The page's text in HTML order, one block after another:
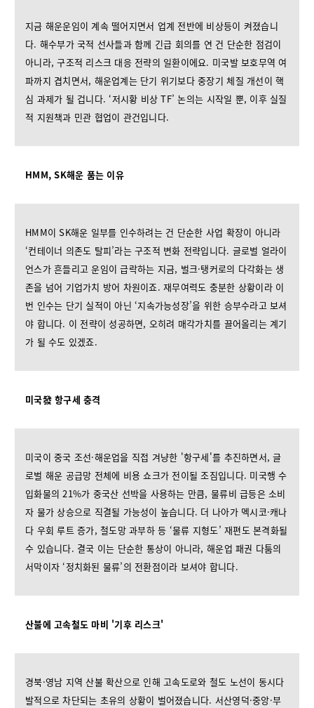
지금 해운운임이 계속 떨어지면서 업계 전반에 비상등이 켜졌습니
다. 해수부가 국적 선사들과 함께 긴급 회의를 연 건 단순한 점검이
아니라, 구조적 리스크 대응 전략의 일환이에요. 미국발 보호무역 여
파까지 겹치면서, 해운업계는 단기 위기보다 중장기 체질 개선이 핵
심 과제가 될 겁니다. ‘저시황 비상 TF’ 논의는 시작일 뿐, 이후 실질
적 지원책과 민관 협업이 관건입니다.
HMM, SK해운 품는 이유
HMM이 SK해운 일부를 인수하려는 건 단순한 사업 확장이 아니라
‘컨테이너 의존도 탈피’라는 구조적 변화 전략입니다. 글로벌 얼라이
언스가 흔들리고 운임이 급락하는 지금, 벌크·탱커로의 다각화는 생
존을 넘어 기업가치 방어 차원이죠. 재무여력도 충분한 상황이라 이
번 인수는 단기 실적이 아닌 ‘지속가능성장’을 위한 승부수라고 보셔
야 합니다. 이 전략이 성공하면, 오히려 매각가치를 끌어올리는 계기
가 될 수도 있겠죠.
미국發 항구세 충격
미국이 중국 조선·해운업을 직접 겨냥한 '항구세'를 추진하면서, 글
로벌 해운 공급망 전체에 비용 쇼크가 전이될 조짐입니다. 미국행 수
입화물의 21%가 중국산 선박을 사용하는 만큼, 물류비 급등은 소비
자 물가 상승으로 직결될 가능성이 높습니다. 더 나아가 멕시코·캐나
다 우회 루트 증가, 철도망 과부하 등 ‘물류 지형도’ 재편도 본격화될
수 있습니다. 결국 이는 단순한 통상이 아니라, 해운업 패권 다툼의
서막이자 ‘정치화된 물류’의 전환점이라 보셔야 합니다.
산불에 고속철도 마비 '기후 리스크'
경북·영남 지역 산불 확산으로 인해 고속도로와 철도 노선이 동시다
발적으로 차단되는 초유의 상황이 벌어졌습니다. 서산영덕·중앙·부